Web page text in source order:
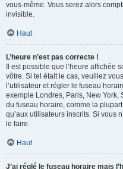
vous-même. Vous serez alors
invisible.
Haut
L’heure n’est pas correcte !
Il est possible que l’heure affichée
vôtre. Si tel était le cas, veuillez
l’utilisateur et régler le fuseau
exemple Londres, Paris, New York,
du fuseau horaire, comme la
qu’aux utilisateurs inscrits. Si vous
le faire.
Haut
J’ai réglé le fuseau horaire mais